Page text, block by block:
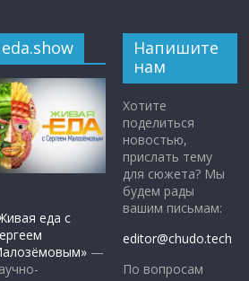
eda.show
еда с
—
Напишите
нам
Хотите
поделиться
новостью,
прислать тему
для сюжета? Мы
будем рады
вашим письмам:
editor@chudo.tech
По вопросам